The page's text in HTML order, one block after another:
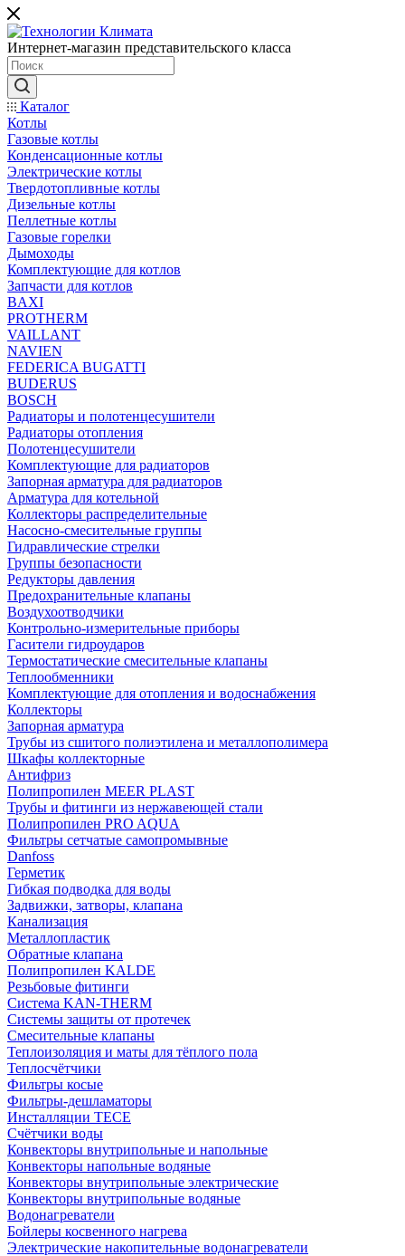
Интернет-магазин представительского класса
Каталог
Котлы
Газовые котлы
Конденсационные котлы
Электрические котлы
Твердотопливные котлы
Дизельные котлы
Пеллетные котлы
Газовые горелки
Дымоходы
Комплектующие для котлов
Запчасти для котлов
BAXI
PROTHERM
VAILLANT
NAVIEN
FEDERICA BUGATTI
BUDERUS
BOSCH
Радиаторы и полотенцесушители
Радиаторы отопления
Полотенцесушители
Комплектующие для радиаторов
Запорная арматура для радиаторов
Арматура для котельной
Коллекторы распределительные
Насосно-смесительные группы
Гидравлические стрелки
Группы безопасности
Редукторы давления
Предохранительные клапаны
Воздухоотводчики
Контрольно-измерительные приборы
Гасители гидроударов
Термостатические смесительные клапаны
Теплообменники
Комплектующие для отопления и водоснабжения
Коллекторы
Запорная арматура
Трубы из сшитого полиэтилена и металлополимера
Шкафы коллекторные
Антифриз
Полипропилен MEER PLAST
Трубы и фитинги из нержавеющей стали
Полипропилен PRO AQUA
Фильтры сетчатые самопромывные
Danfoss
Герметик
Гибкая подводка для воды
Задвижки, затворы, клапана
Канализация
Металлопластик
Обратные клапана
Полипропилен KALDE
Резьбовые фитинги
Система KAN-THERM
Системы защиты от протечек
Смесительные клапаны
Теплоизоляция и маты для тёплого пола
Теплосчётчики
Фильтры косые
Фильтры-дешламаторы
Инсталляции TECE
Счётчики воды
Конвекторы внутрипольные и напольные
Конвекторы напольные водяные
Конвекторы внутрипольные электрические
Конвекторы внутрипольные водяные
Водонагреватели
Бойлеры косвенного нагрева
Электрические накопительные водонагреватели